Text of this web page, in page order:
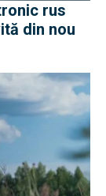
rus
din nou